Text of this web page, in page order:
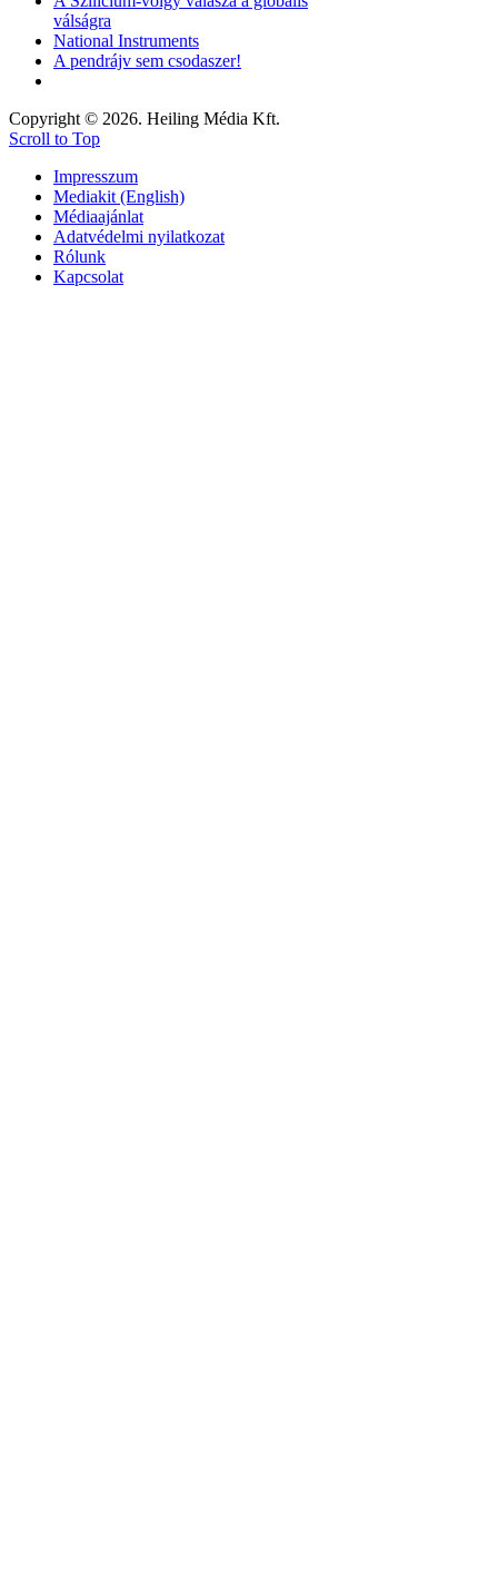
válságra
National Instruments
A pendrájv sem csodaszer!
Copyright © 2026. Heiling Média Kft.
Scroll to Top
Impresszum
Mediakit (English)
Médiaajánlat
Adatvédelmi nyilatkozat
Rólunk
Kapcsolat